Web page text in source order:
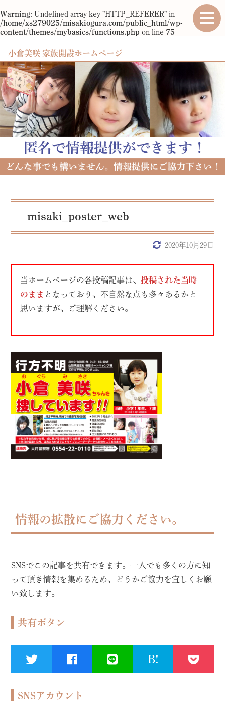
Warning: Undefined array key "HTTP_REFERER" in
/home/xs279025/misakiogura.com/public_html/wp-
content/themes/mybasics/functions.php on line 75
小倉美咲 家族開設ホームページ
misaki_poster_web
2020年10月29日
当ホームページの各投稿記事は、投稿された当時
のまま となっており、不自然な点も多々あるかと
思いますが、ご理解ください。
情報の拡散にご協力ください。
SNSでこの記事を共有できます。一人でも多くの方に知
って頂き情報を集めるため、どうかご協力を宜しくお願
い致します。
共有ボタン
B!
SNSアカウント